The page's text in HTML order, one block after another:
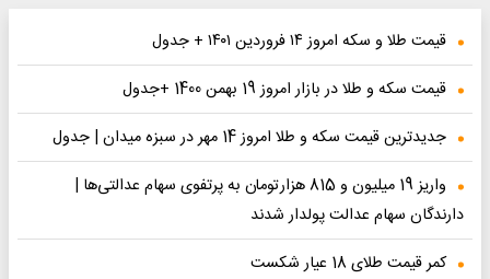
قیمت طلا و سکه امروز ۱۴ فروردین ۱۴۰۱ + جدول
قیمت سکه و طلا در بازار امروز 19 بهمن 1400 +جدول
جدیدترین قیمت سکه و طلا امروز 14 مهر در سبزه میدان | جدول
واریز 19 میلیون و 815 هزارتومان به پرتفوی سهام عدالتی‌ها |
دارندگان سهام عدالت پولدار شدند
کمر قیمت طلای 18 عیار شکست